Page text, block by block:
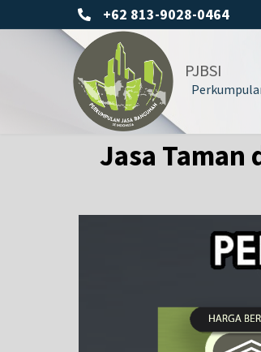
+62 813-9028-0464
PJBSI
Jasa Taman